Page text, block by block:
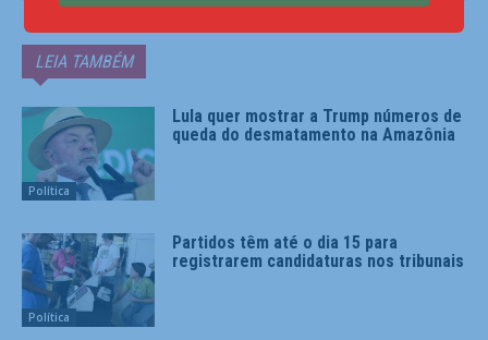
LEIA TAMBÉM
Política
Lula quer mostrar a Trump números de
queda do desmatamento na Amazônia
Política
Partidos têm até o dia 15 para
registrarem candidaturas nos tribunais